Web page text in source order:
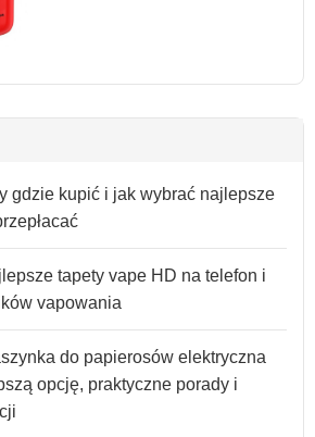
gdzie kupić i jak wybrać najlepsze
tapety vape HD na telefon i
vapowania
do papierosów elektryczna
opcję, praktyczne porady i